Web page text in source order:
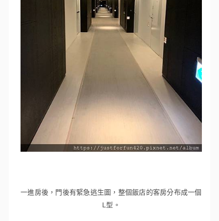
一進房後，門後有緊急逃生圖，整個飯店的客房分布成一個
L型。